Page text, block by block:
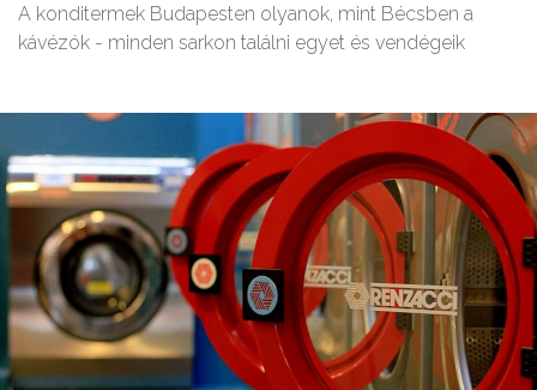
A konditermek Budapesten olyanok, mint Bécsben a
kávézók - minden sarkon találni egyet és vendégeik